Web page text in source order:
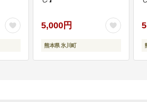
5,000円
熊本県 氷川町